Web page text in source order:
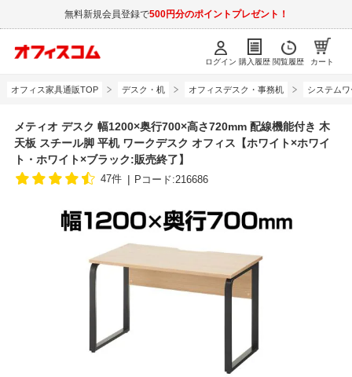
無料新規会員登録で500円分のポイントプレゼント！
ログイン 購入履歴 閲覧履歴 カート
オフィス家具通販TOP デスク・机 オフィスデスク・事務机 システム
メティオ デスク 幅1200×奥行700×高さ720mm 配線機能付き 木
天板 スチール脚 平机 ワークデスク オフィス【ホワイト×ホワイ
ト・ホワイト×ブラック:販売終了】
47件 Pコード:216686